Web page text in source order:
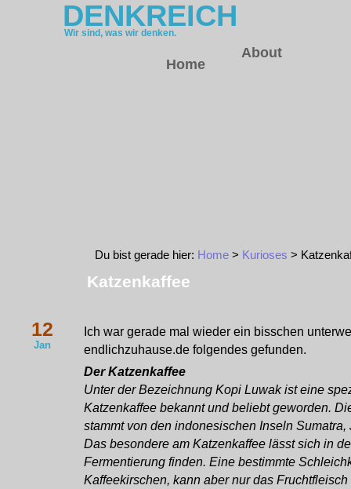
DENKREICH
Wir sind, was wir denken.
Home
About
Du bist gerade hier: Home > Kurioses >
Katzenkaffee
12
Jan
Ich war gerade mal wieder ein bisschen
endlichzuhause.de folgendes gefunden.
Der Katzenkaffee
Unter der Bezeichnung Kopi Luwak ist eine
Katzenkaffee bekannt und beliebt geworden.
stammt von den indonesischen Inseln
Das besondere am Katzenkaffee lässt sich in
Fermentierung finden. Eine bestimmte
Kaffeekirschen, kann aber nur das